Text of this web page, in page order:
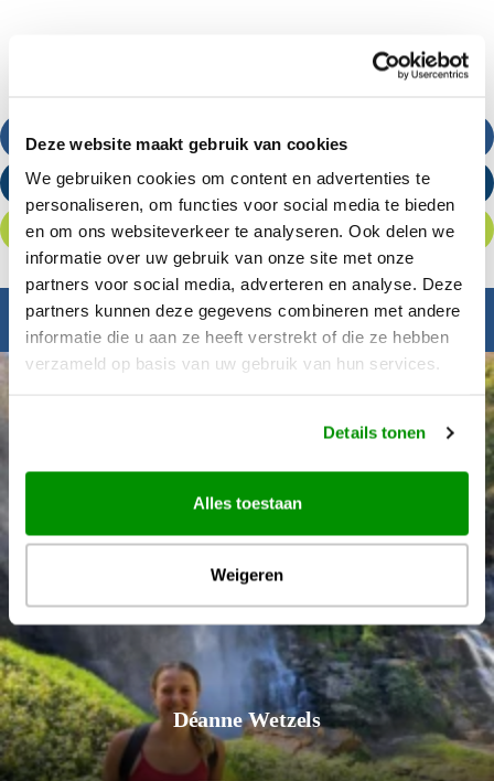
Deze website maakt gebruik van cookies
We gebruiken cookies om content en advertenties te
personaliseren, om functies voor social media te bieden
en om ons websiteverkeer te analyseren. Ook delen we
informatie over uw gebruik van onze site met onze
partners voor social media, adverteren en analyse. Deze
partners kunnen deze gegevens combineren met andere
informatie die u aan ze heeft verstrekt of die ze hebben
verzameld op basis van uw gebruik van hun services.
Details tonen
Alles toestaan
Weigeren
Bel ons
Stuur een e-mail
Offerte aanvragen
Inspiratie nodig?
Déanne Wetzels